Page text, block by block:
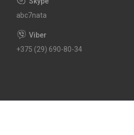
abc7nata
+375 (29) 690-80-34